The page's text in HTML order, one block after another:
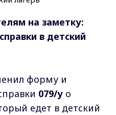
на заметку:
в детский
форму и
079/у о
едет в детский